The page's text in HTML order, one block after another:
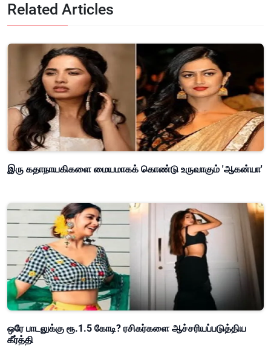
Related Articles
இரு கதாநாயகிகளை மையமாகக் கொண்டு உருவாகும் 'ஆகன்யா'
ஒரே பாடலுக்கு ரூ.1.5 கோடி? ரசிகர்களை ஆச்சரியப்படுத்திய
கீர்த்தி